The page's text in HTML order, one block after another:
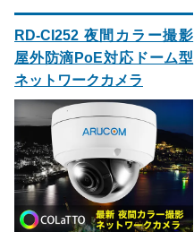
RD-CI252 夜間カラー撮影
屋外防滴PoE対応ドーム型
ネットワークカメラ